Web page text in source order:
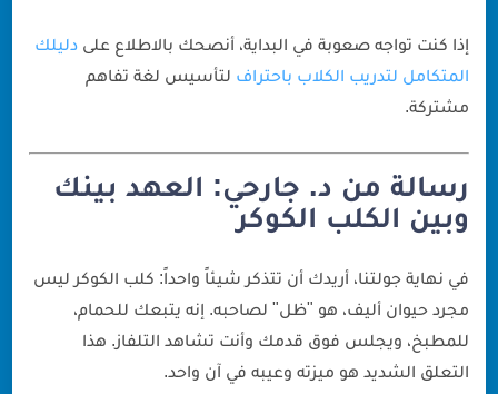
إذا كنت تواجه صعوبة في البداية، أنصحك بالاطلاع علىدليلك
المتكامل لتدريب الكلاب باحتراف لتأسيس لغة تفاهم
مشتركة.
رسالة من د. جارحي: العهد بينك
وبين الكلب الكوكر
في نهاية جولتنا، أريدك أن تتذكر شيئاً واحداً: كلب الكوكر ليس
مجرد حيوان أليف، هو "ظل" لصاحبه. إنه يتبعك للحمام،
للمطبخ، ويجلس فوق قدمك وأنت تشاهد التلفاز. هذا
التعلق الشديد هو ميزته وعيبه في آن واحد.